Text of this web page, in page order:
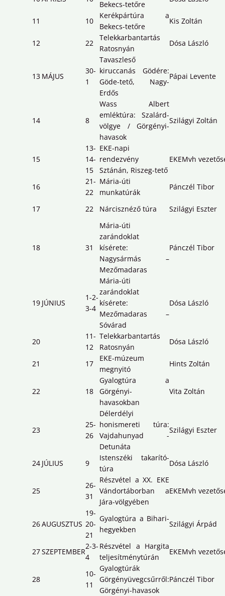
Bekecs-tetőre
11 10
Kerékpártúra a
Bekecs-tetőre
Kis Zoltán
12 22
Telekkarbantartás
Ratosnyán
Dósa László
13 MÁJUS
30-
1
Tavaszleső
kiruccanás Gödére:
Göde-tető, Nagy-
Erdős
Pápai Levente
14 8
Wass Albert
emléktúra: Szalárd-
völgye / Görgényi-
havasok
Szilágyi Zoltán
15
13-
14-
15
EKE-napi
rendezvény
Sztánán, Riszeg-tető
EKEMvh
16
21-
22
Mária-úti
munkatúrák
Pánczél Tibor
17 22 Nárcisznéző túra Szilágyi Eszter
18 31
Mária-úti
zarándoklat
kísérete:
Nagysármás –
Mezőmadaras
Pánczél Tibor
19 JÚNIUS
1-2-
3-4
Mária-úti
zarándoklat
kísérete:
Mezőmadaras –
Sóvárad
Dósa László
20
11-
12
Telekkarbantartás
Ratosnyán
Dósa László
21 17
EKE-múzeum
megnyitó
Hints Zoltán
22 18
Gyalogtúra a
Görgényi-
havasokban
Vita Zoltán
23
25-
26
Délerdélyi
honismereti túra:
Vajdahunyad -
Detunáta
Szilágyi Eszter
24 JÚLIUS 9
Istenszéki takarító-
túra
Dósa László
25
26-
31
Részvétel a XX. EKE
Vándortáborban a
Jára-völgyében
EKEMvh
26AUGUSZTUS
19-
20-
21
Gyalogtúra a Bihari-
hegyekben
Szilágyi Árpád
27SZEPTEMBER
2-3-
4
Részvétel a Hargita
teljesítménytúrán
EKEMvh
28
10-
11
Gyalogtúrák
Görgényüvegcsűrről:
Görgényi-havasok
Pánczél Tibor